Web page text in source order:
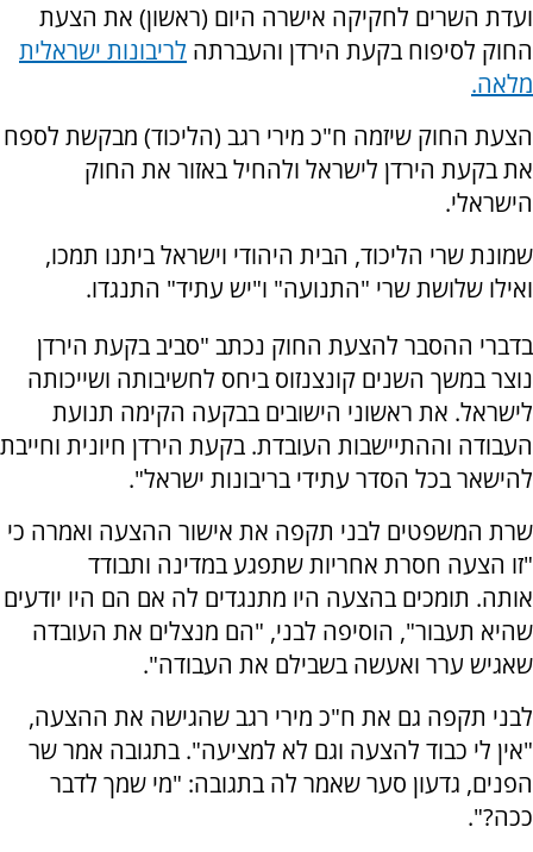
ועדת השרים לחקיקה אישרה היום (ראשון) את הצעת
החוק לסיפוח בקעת הירדן והעברתה לריבונות ישראלית
מלאה.
הצעת החוק שיזמה ח"כ מירי רגב (הליכוד) מבקשת לספח
את בקעת הירדן לישראל ולהחיל באזור את החוק
הישראלי.
שמונת שרי הליכוד, הבית היהודי וישראל ביתנו תמכו,
ואילו שלושת שרי "התנועה" ו"יש עתיד" התנגדו.
בדברי ההסבר להצעת החוק נכתב "סביב בקעת הירדן
נוצר במשך השנים קונצנזוס ביחס לחשיבותה ושייכותה
לישראל. את ראשוני הישובים בבקעה הקימה תנועת
העבודה וההתיישבות העובדת. בקעת הירדן חיונית וחייבת
להישאר בכל הסדר עתידי בריבונות ישראל".
שרת המשפטים לבני תקפה את אישור ההצעה ואמרה כי
"זו הצעה חסרת אחריות שתפגע במדינה ותבודד
אותה. תומכים בהצעה היו מתנגדים לה אם הם היו יודעים
שהיא תעבור", הוסיפה לבני, "הם מנצלים את העובדה
שאגיש ערר ואעשה בשבילם את העבודה".
לבני תקפה גם את ח"כ מירי רגב שהגישה את ההצעה,
"אין לי כבוד להצעה וגם לא למציעה". בתגובה אמר שר
הפנים, גדעון סער שאמר לה בתגובה: "מי שמך לדבר
ככה?".